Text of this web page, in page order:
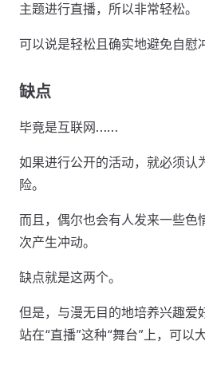
主题进行直播，所以非常轻松。
可以说是轻松且确实地避免自慰
缺点
毕竟是互联网……
如果进行公开的活动，就必须认
险。
而且，偶尔也会有人发来一些色
次产生冲动。
缺点就是这两个。
但是，与漫无目的地培养兴趣爱
站在“直播”这种“舞台”上，可以